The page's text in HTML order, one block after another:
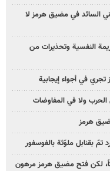
السائد في مضيق هرمز لا
النفسية وتحذيرات من
في أجواء إيجابية
الحرب ولا في المفاوضات
هرمز
تمّ بقنابل ملوّثة بالفوسفور
لكن فتح مضيق هرمز مرهون